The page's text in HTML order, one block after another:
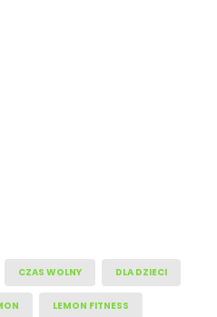
CZAS WOLNY DLA DZIECI
LEMON FITNESS